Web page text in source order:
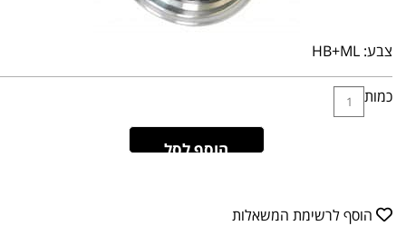
צבע: HB+ML
כמות
הוסף לסל
הוסף לרשימת המשאלות